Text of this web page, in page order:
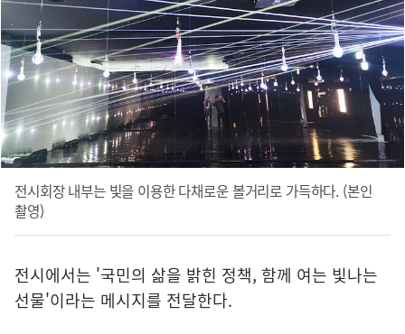
전시회장 내부는 빛을 이용한 다채로운 볼거리로 가득하다. (본인
촬영)
전시에서는 '국민의 삶을 밝힌 정책, 함께 여는 빛나는
선물'이라는 메시지를 전달한다.